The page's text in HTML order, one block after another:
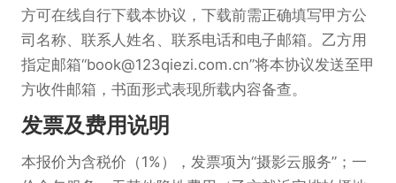
方可在线自行下载本协议，下载前需正确填写甲方公
司名称、联系人姓名、联系电话和电子邮箱。乙方用
指定邮箱“book@123qiezi.com.cn”将本协议发送至甲
方收件邮箱，书面形式表现所载内容备查。
发票及费用说明
本报价为含税价（1%），发票项为“摄影云服务”；一